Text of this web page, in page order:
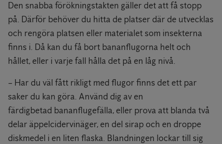
Den snabba förökningstakten gäller det att få stopp
på. Därför behöver du hitta de platser där de utvecklas
och rengöra platsen eller materialet som insekterna
finns i. Då kan du få bort bananflugorna helt och
hållet, eller i varje fall hålla det på en låg nivå.
– Har du väl fått rikligt med flugor finns det ett par
saker du kan göra. Använd dig av en
färdigbetad bananflugefälla, eller prova att blanda två
delar äppelcidervinäger, en del sirap och en droppe
diskmedel i en liten flaska. Blandningen lockar till sig